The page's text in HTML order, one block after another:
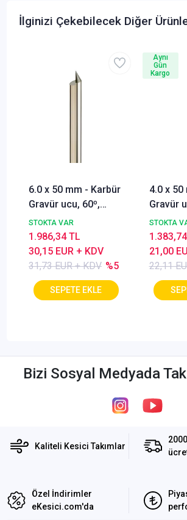
İlginizi Çekebilecek Diğer
6.0 x 50 mm - Karbür
Gravür ucu, 60º,
pantoğraf frezesi
STOKTA VAR
31,73 EUR + KDV %5
30,15 EUR + KDV
1.986,34 TL
4.0 x 50
Gravür
STOKTA
22,11
21,00
Aynı
Gün
Kargo
Bizi Sosyal Medyada
Kaliteli Kesici Takımlar
Özel İndirimler
eKesici.com'da